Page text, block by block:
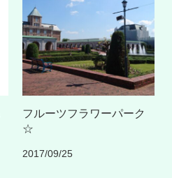
フルーツフラワーパーク
☆
2017/09/25